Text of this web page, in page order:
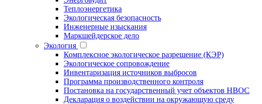
Теплоэнергетика
Экологическая безопасность
Инженерные изыскания
Маркшейдерское дело
Экология
Комплексное экологическое разрешение (КЭР)
Экологическое сопровождение
Инвентаризация источников выбросов
Программа производственного контроля
Постановка на государственный учет объектов НВОС
Декларация о воздействии на окружающую среду